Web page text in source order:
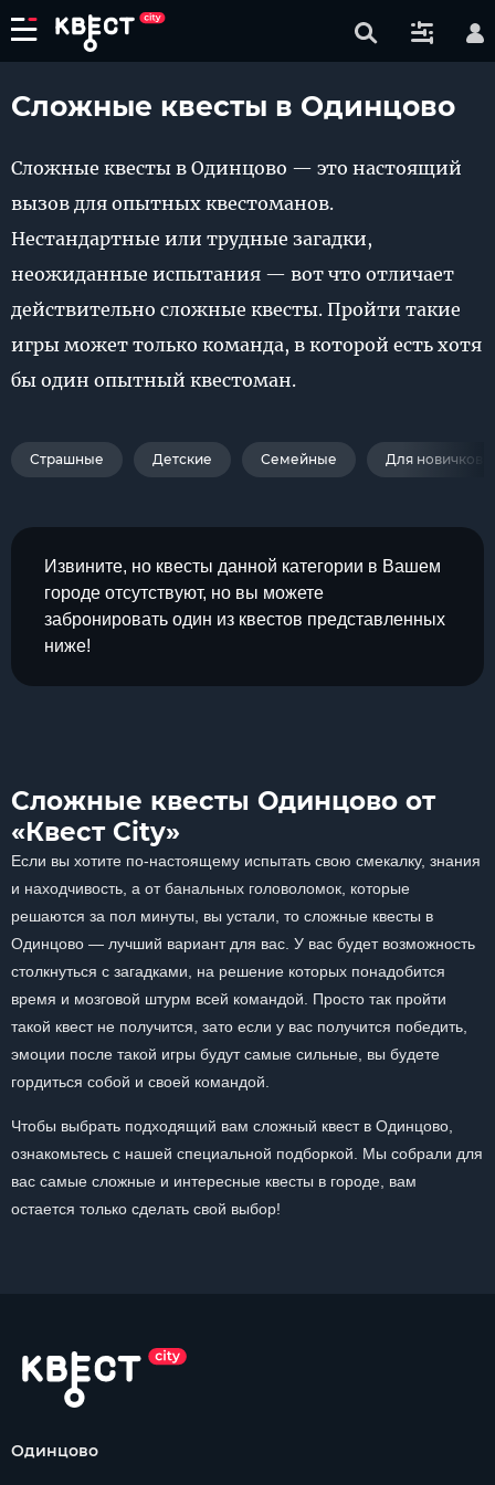
Сложные квесты в Одинцово
Сложные квесты в Одинцово — это настоящий
вызов для опытных квестоманов.
Нестандартные или трудные загадки,
неожиданные испытания — вот что отличает
действительно сложные квесты. Пройти такие
игры может только команда, в которой есть хотя
бы один опытный квестоман.
Страшные Детские Семейные Для новичков
Извините, но квесты данной категории в Вашем
городе отсутствуют, но вы можете
забронировать один из квестов представленных
ниже!
Сложные квесты Одинцово от
«Квест City»
Если вы хотите по-настоящему испытать свою смекалку, знания
и находчивость, а от банальных головоломок, которые
решаются за пол минуты, вы устали, то сложные квесты в
Одинцово — лучший вариант для вас. У вас будет возможность
столкнуться с загадками, на решение которых понадобится
время и мозговой штурм всей командой. Просто так пройти
такой квест не получится, зато если у вас получится победить,
эмоции после такой игры будут самые сильные, вы будете
гордиться собой и своей командой.
Чтобы выбрать подходящий вам сложный квест в Одинцово,
ознакомьтесь с нашей специальной подборкой. Мы собрали для
вас самые сложные и интересные квесты в городе, вам
остается только сделать свой выбор!
Одинцово